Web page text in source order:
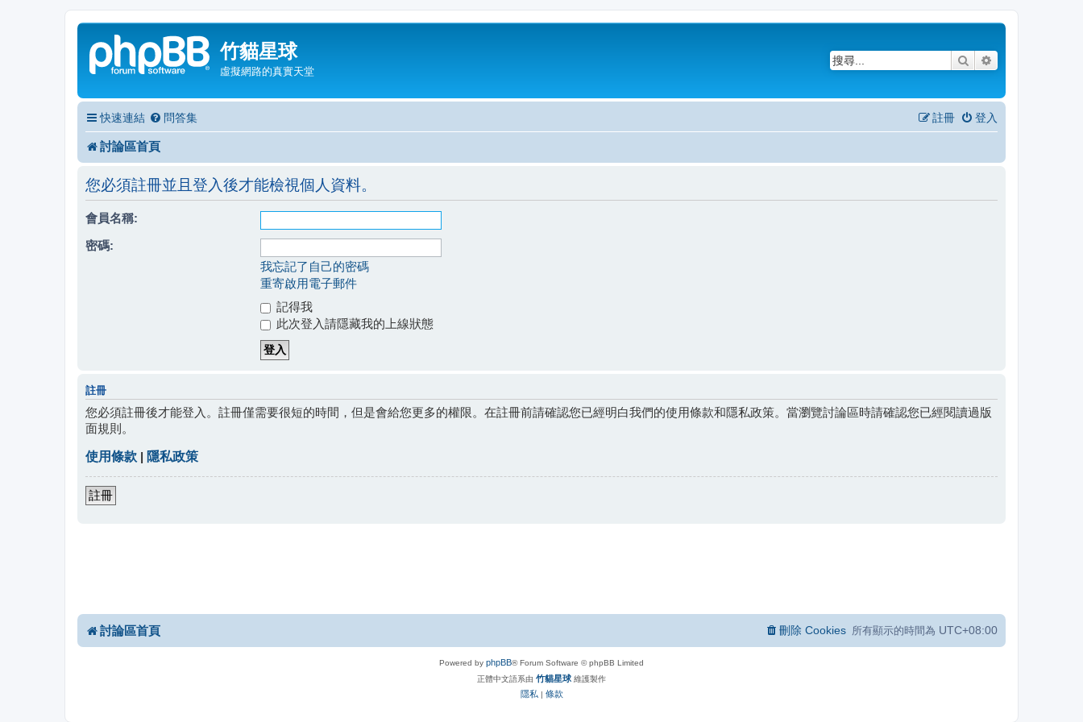
竹貓星球
虛擬網路的真實天堂
搜尋
快速連結 問答集 登入
註冊
討論區首頁
您必須註冊並且登入後才能檢視個人資料。
會員名稱:
密碼:
我忘記了自己的密碼
重寄啟用電子郵件
記得我
此次登入請隱藏我的上線狀態
註冊
您必須註冊後才能登入。註冊僅需要很短的時間，但是會給您更多的權限。在註冊前請確認您已經明白我們的使用條款和隱私政策。當瀏覽討論區時請確認您已經閱讀過版
面規則。
使用條款 | 隱私政策
註冊
討論區首頁 所有顯示的時間為 UTC+08:00
刪除 Cookies
Powered by phpBB® Forum Software © phpBB Limited
正體中文語系由 竹貓星球 維護製作
隱私 | 條款